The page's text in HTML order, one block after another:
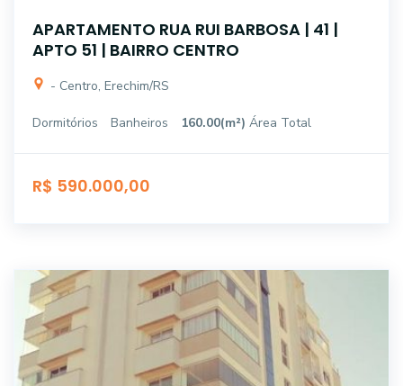
APARTAMENTO RUA RUI BARBOSA | 41 |
APTO 51 | BAIRRO CENTRO
- Centro, Erechim/RS
Dormitórios Banheiros 160.00(m²) Área Total
R$ 590.000,00